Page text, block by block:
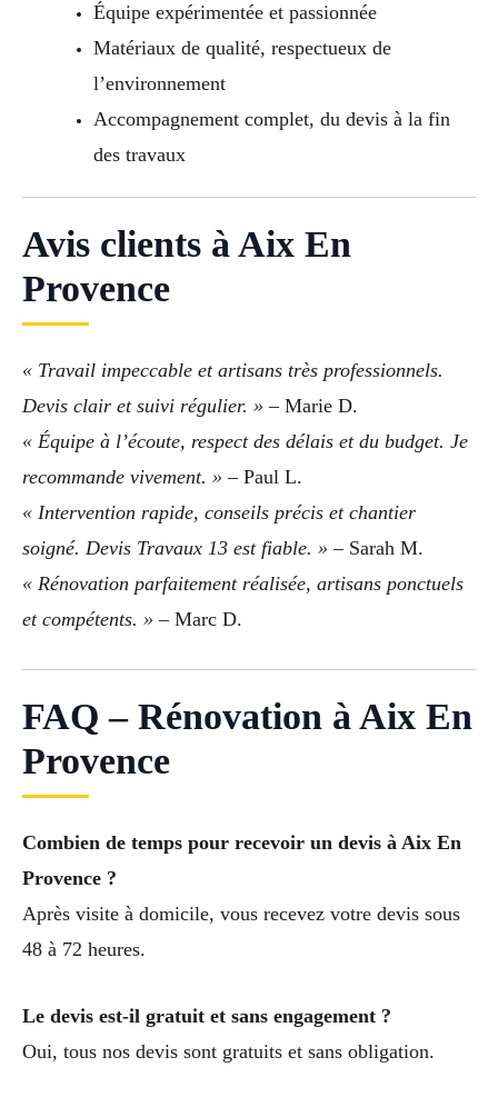
Équipe expérimentée et passionnée
Matériaux de qualité, respectueux de
l’environnement
Accompagnement complet, du devis à la fin
des travaux
Avis clients à Aix En
Provence
« Travail impeccable et artisans très professionnels.
Devis clair et suivi régulier. » – Marie D.
« Équipe à l’écoute, respect des délais et du budget. Je
recommande vivement. » – Paul L.
« Intervention rapide, conseils précis et chantier
soigné. Devis Travaux 13 est fiable. » – Sarah M.
« Rénovation parfaitement réalisée, artisans ponctuels
et compétents. » – Marc D.
FAQ – Rénovation à Aix En
Provence
Combien de temps pour recevoir un devis à Aix En
Provence ?
Après visite à domicile, vous recevez votre devis sous
48 à 72 heures.
Le devis est-il gratuit et sans engagement ?
Oui, tous nos devis sont gratuits et sans obligation.